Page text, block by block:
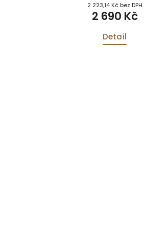
2 223,14 Kč bez DPH
2 690 Kč
Detail